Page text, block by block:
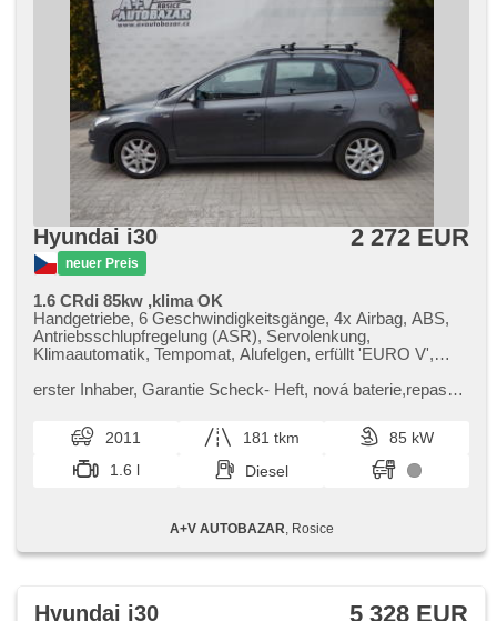
Hyundai i30
neuer Preis
2 272 EUR
1.6 CRdi 85kw ,klima OK
Handgetriebe, 6 Geschwindigkeitsgänge, 4x Airbag, ABS,
Antriebsschlupfregelung (ASR), Servolenkung,
Klimaautomatik, Tempomat, Alufelgen, erfüllt 'EURO V',
einstellbar, Multifunktionslenkrad,
Spiegel, Zentralverriegelung mit Funkfernbedienung, isofix,
beheizte Sitze, Nebelscheinwerfer, USB, Autoradio,
Außenthermometer, Heckscheibenwischer, přední pohon,
Ausziehbare Kopflehnen, malý kožený paket
erster Inhaber,​ Garantie Scheck​- Heft,​ nová baterie,​repas
v autě,​na aut...
2011 181 tkm
85 kW
1.6 l
Diesel
A+V AUTOBAZAR , Rosice
Hyundai i30 5 328 EUR